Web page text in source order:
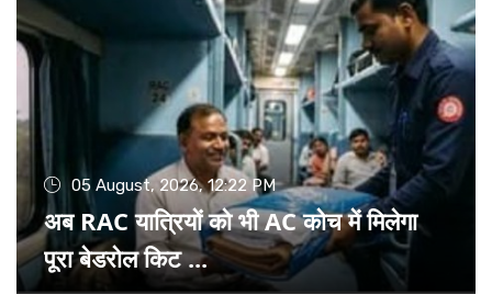
05 August, 2026, 12:22 PM
अब RAC यात्रियों को भी AC कोच में मिलेगा
पूरा बेडरोल किट ...